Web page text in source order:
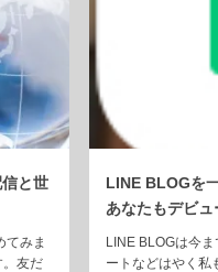
と世
てみま
。友だ
LINE BLOGを
あなたもデビ
LINE BLOGは今
ートなどはやく私